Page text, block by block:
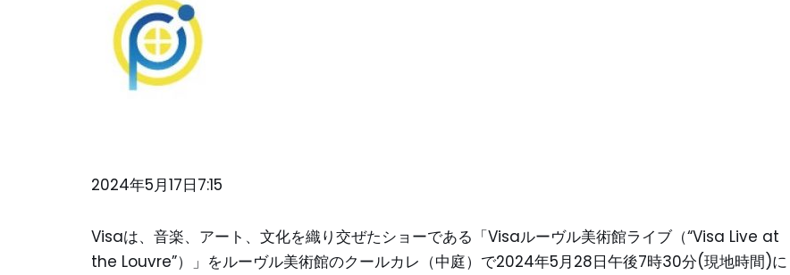
2024年5月17日7:15
Visaは、音楽、アート、文化を織り交ぜたショーである「Visaルーヴル美術館ライブ（“Visa Live at
the Louvre”）」をルーヴル美術館のクールカレ（中庭）で2024年5月28日午後7時30分(現地時間)に